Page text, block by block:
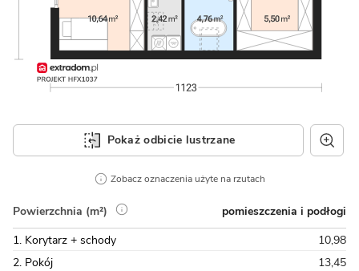
Pokaż odbicie lustrzane
Zobacz oznaczenia użyte na rzutach
Powierzchnia (m²)
pomieszczenia i podłogi
1. Korytarz + schody
10,98
2. Pokój
13,45